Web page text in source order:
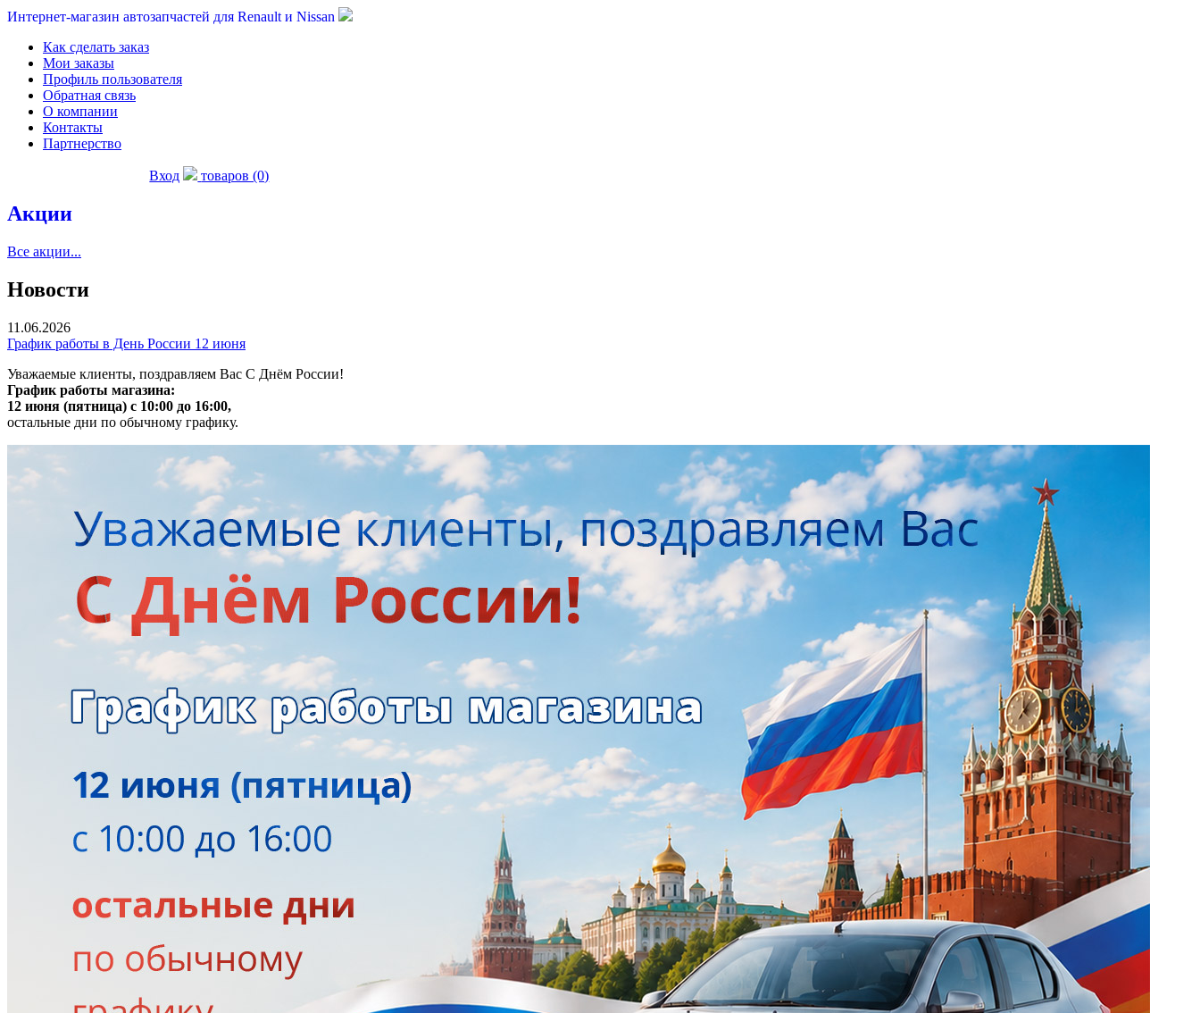
Интернет-магазин автозапчастей для Renault и Nissan
Как сделать заказ
Мои заказы
Профиль пользователя
Обратная связь
О компании
Контакты
Партнерство
Вход товаров (0)
Акции
Все акции...
Новости
11.06.2026
График работы в День России 12 июня
Уважаемые клиенты, поздравляем Вас С Днём России!
График работы магазина:
12 июня (пятница) с 10:00 до 16:00,
остальные дни по обычному графику.